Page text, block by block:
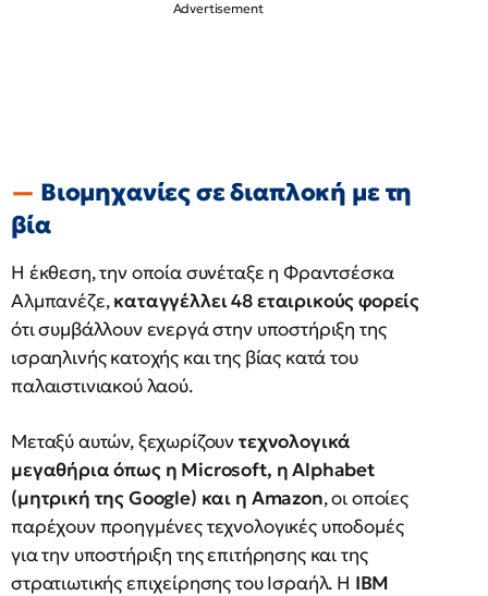
Βιομηχανίες σε διαπλοκή με τη
βία
Η έκθεση, την οποία συνέταξε η Φραντσέσκα
Αλμπανέζε,καταγγέλλει 48 εταιρικούς φορείς
ότι συμβάλλουν ενεργά στην υποστήριξη της
ισραηλινής κατοχής και της βίας κατά του
παλαιστινιακού λαού.
Μεταξύ αυτών, ξεχωρίζουντεχνολογικά
μεγαθήρια όπως η Microsoft, η Alphabet
(μητρική της Google) και η Amazon, οι οποίες
παρέχουν προηγμένες τεχνολογικές υποδομές
για την υποστήριξη της επιτήρησης και της
στρατιωτικής επιχείρησης του Ισραήλ. Η IBM